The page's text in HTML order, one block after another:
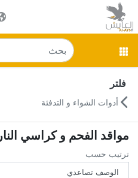
فلتر
أدوات الشواء و التدفئة
مواقد الفحم و كراسي النار
ترتيب حسب